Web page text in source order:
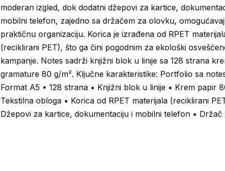
moderan izgled, dok dodatni džepovi za kartice,
mobilni telefon, zajedno sa držačem za olovku,
praktičnu organizaciju. Korica je izrađena od RPET
(reciklirani PET), što ga čini pogodnim za ekološki
kampanje. Notes sadrži knjižni blok u linije sa 128 strana
gramature 80 g/m². Ključne karakteristike: Portfolio sa
Format A5 • 128 strana • Knjižni blok u linije • Krem papir
Tekstilna obloga • Korica od RPET materijala (reciklirani
Džepovi za kartice, dokumentaciju i mobilni telefon •